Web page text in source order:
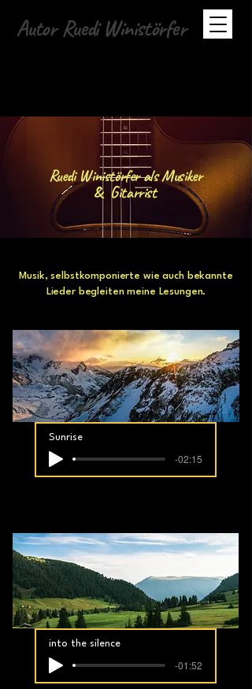
Autor Ruedi Winistörfer
Ruedi Winistörfer als Musiker
& Gitarrist
Musik, selbstkomponierte wie auch bekannte
Lieder begleiten meine Lesungen.
Sunrise
-02:15
into the silence
-01:52